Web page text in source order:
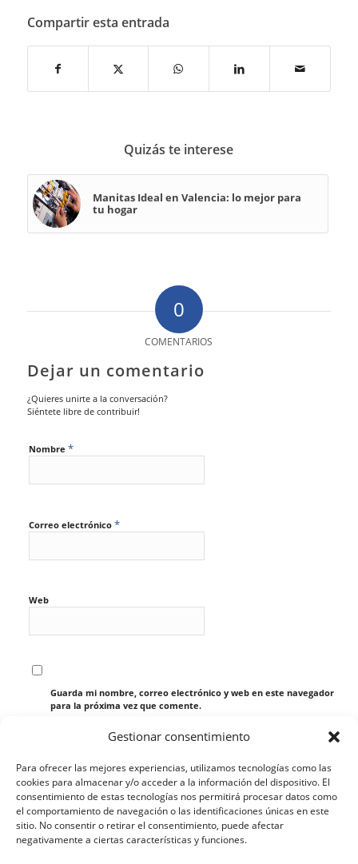
Gestionar consentimiento
Para ofrecer las mejores experiencias, utilizamos tecnologías como las
cookies para almacenar y/o acceder a la información del dispositivo. El
consentimiento de estas tecnologías nos permitirá procesar datos como
el comportamiento de navegación o las identificaciones únicas en este
sitio. No consentir o retirar el consentimiento, puede afectar
negativamente a ciertas características y funciones.
Compartir esta entrada
Quizás te interese
Manitas Ideal en Valencia: lo mejor para
tu hogar
0
COMENTARIOS
Dejar un comentario
¿Quieres unirte a la conversación?
Siéntete libre de contribuir!
Nombre *
Correo electrónico *
Web
Guarda mi nombre, correo electrónico y web en este navegador
para la próxima vez que comente.